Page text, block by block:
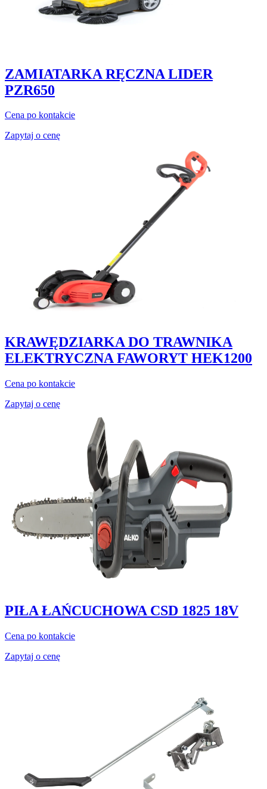
ZAMIATARKA RĘCZNA LIDER
PZR650
Cena po kontakcie
Zapytaj o cenę
KRAWĘDZIARKA DO TRAWNIKA
ELEKTRYCZNA FAWORYT HEK1200
Cena po kontakcie
Zapytaj o cenę
PIŁA ŁAŃCUCHOWA CSD 1825 18V
Cena po kontakcie
Zapytaj o cenę